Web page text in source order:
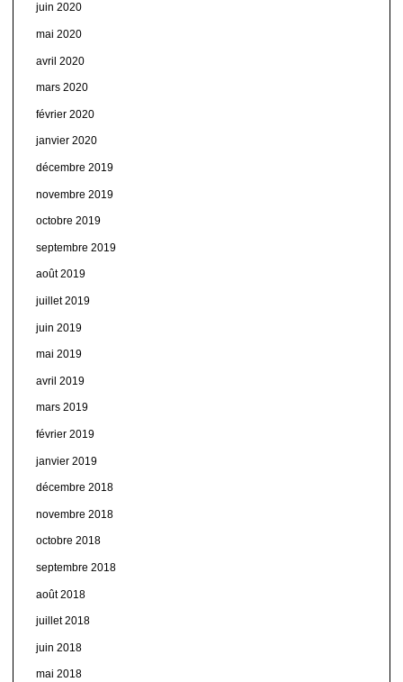
juin 2020
mai 2020
avril 2020
mars 2020
février 2020
janvier 2020
décembre 2019
novembre 2019
octobre 2019
septembre 2019
août 2019
juillet 2019
juin 2019
mai 2019
avril 2019
mars 2019
février 2019
janvier 2019
décembre 2018
novembre 2018
octobre 2018
septembre 2018
août 2018
juillet 2018
juin 2018
mai 2018